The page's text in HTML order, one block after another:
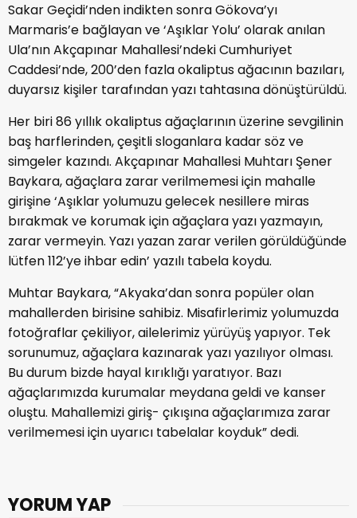
Sakar Geçidi’nden indikten sonra Gökova’yı
Marmaris’e bağlayan ve ‘Aşıklar Yolu’ olarak anılan
Ula’nın Akçapınar Mahallesi’ndeki Cumhuriyet
Caddesi’nde, 200’den fazla okaliptus ağacının bazıları,
duyarsız kişiler tarafından yazı tahtasına dönüştürüldü.
Her biri 86 yıllık okaliptus ağaçlarının üzerine sevgilinin
baş harflerinden, çeşitli sloganlara kadar söz ve
simgeler kazındı. Akçapınar Mahallesi Muhtarı Şener
Baykara, ağaçlara zarar verilmemesi için mahalle
girişine ‘Aşıklar yolumuzu gelecek nesillere miras
bırakmak ve korumak için ağaçlara yazı yazmayın,
zarar vermeyin. Yazı yazan zarar verilen görüldüğünde
lütfen 112’ye ihbar edin’ yazılı tabela koydu.
Muhtar Baykara, “Akyaka’dan sonra popüler olan
mahallerden birisine sahibiz. Misafirlerimiz yolumuzda
fotoğraflar çekiliyor, ailelerimiz yürüyüş yapıyor. Tek
sorunumuz, ağaçlara kazınarak yazı yazılıyor olması.
Bu durum bizde hayal kırıklığı yaratıyor. Bazı
ağaçlarımızda kurumalar meydana geldi ve kanser
oluştu. Mahallemizi giriş- çıkışına ağaçlarımıza zarar
verilmemesi için uyarıcı tabelalar koyduk” dedi.
YORUM YAP